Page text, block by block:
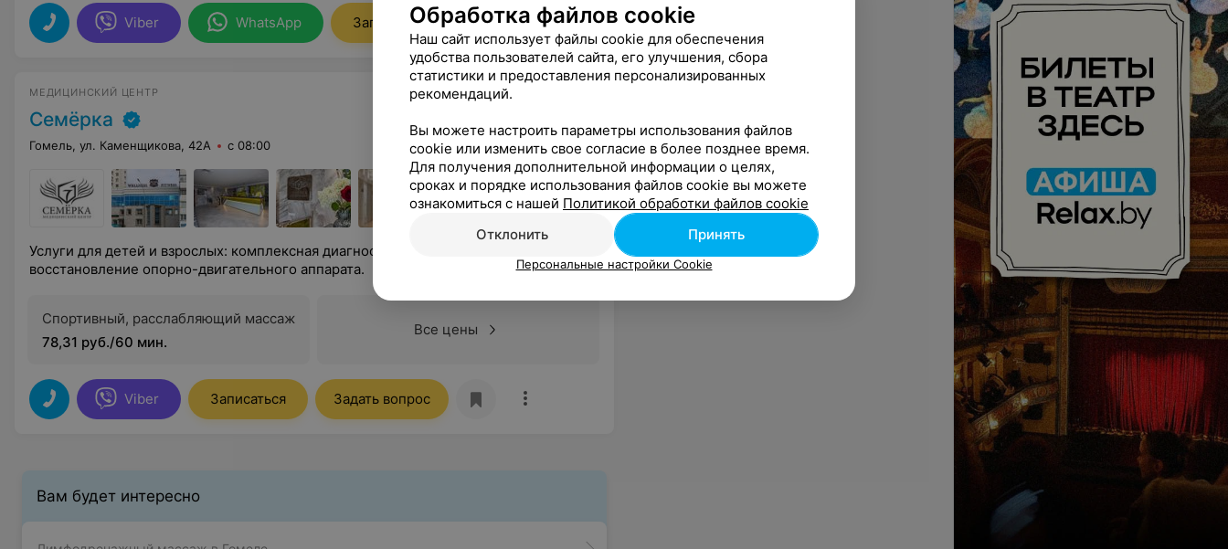
Viber WhatsApp Записаться
МЕДИЦИНСКИЙ ЦЕНТР
Семёрка
Гомель, ул. Каменщикова, 42А с 08:00
Услуги для детей и взрослых: комплексная диагностика, терапия, лечение и
восстановление опорно-двигательного аппарата.
Спортивный, расслабляющий массаж
78,31 руб./60 мин.
Все цены
Viber Записаться Задать вопрос
Вам будет интересно
Обработка файлов cookie
Наш сайт использует файлы cookie для обеспечения
удобства пользователей сайта, его улучшения, сбора
статистики и предоставления персонализированных
рекомендаций.
Вы можете настроить параметры использования файлов
cookie или изменить свое согласие в более позднее время.
Для получения дополнительной информации о целях,
сроках и порядке использования файлов cookie вы можете
ознакомиться с нашей Политикой обработки файлов cookie
Отклонить
Принять
Персональные настройки Cookie